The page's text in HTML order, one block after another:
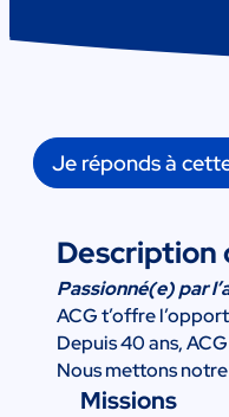
Je réponds à
Description
Passionné(e) par
ACG t’offre
Depuis 40 ans,
Nous mettons
Missions